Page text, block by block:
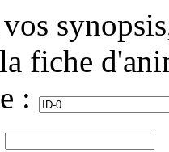
fiche
: